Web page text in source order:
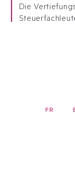
Die
FR